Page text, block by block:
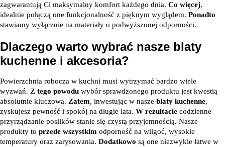
zagwarantują Ci maksymalny komfort każdego dnia. Co więcej,
idealnie połączą one funkcjonalność z pięknym wyglądem. Ponadto
stawiamy wyłącznie na materiały o podwyższonej odporności.
Dlaczego warto wybrać nasze blaty
kuchenne i akcesoria?
Powierzchnia robocza w kuchni musi wytrzymać bardzo wiele
wyzwań. Z tego powodu wybór sprawdzonego produktu jest kwestią
absolutnie kluczową. Zatem, inwestując w nasze blaty kuchenne,
zyskujesz pewność i spokój na długie lata. W rezultacie codzienne
przyrządzanie posiłków stanie się czystą przyjemnością. Nasze
produkty to przede wszystkim odporność na wilgoć, wysokie
temperatury oraz zarysowania. Dodatkowo są one niezwykle łatwe w